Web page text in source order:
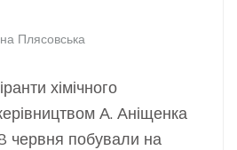
Плясовська
хімічного
А. Аніщенка
червня побували на